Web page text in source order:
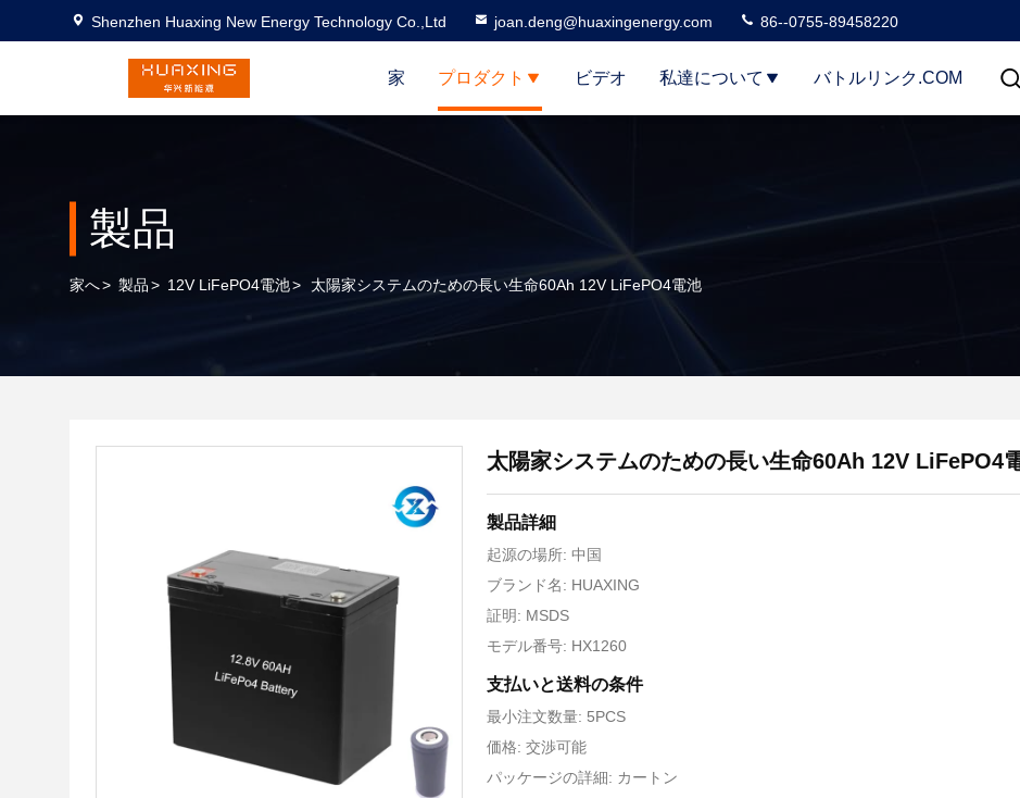
Shenzhen Huaxing New Energy Technology Co.,Ltd joan.deng@huaxingenergy.com 86--0755-89458220
家 プロダクト ビデオ 私達について バトルリンク.COM
製品
家へ> 製品> 12V LiFePO4電池> 太陽家システムのための長い生命60Ah 12V LiFePO4電池
太陽家システムのための長い生命60Ah 12V LiFePO4
製品詳細
起源の場所: 中国
ブランド名: HUAXING
証明: MSDS
モデル番号: HX1260
支払いと送料の条件
最小注文数量: 5PCS
価格: 交渉可能
パッケージの詳細: カートン